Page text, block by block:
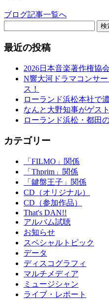
ブログ記事一覧へ
検
最近の投稿
2026日本音楽著作権協
N響大河ドラマコンサ
ス！
ローランド浜松本社で
なんと大野知事がゲス
ローランド浜松・都田
カテゴリー
「FILMO」関係
「Thprim」関係
「鍵盤王子」関係
CD（オリジナル）
CD（参加作品）
That's DAN!!
アルバム試聴
お知らせ
スペシャルトピック
データ
ディスコグラフィ
マルチメディア
ミュージシャン
ライブ・レポート